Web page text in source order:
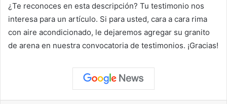
¿Te reconoces en esta descripción? Tu testimonio nos
interesa para un artículo. Si para usted, cara a cara rima
con aire acondicionado, le dejaremos agregar su granito
de arena en nuestra convocatoria de testimonios. ¡Gracias!